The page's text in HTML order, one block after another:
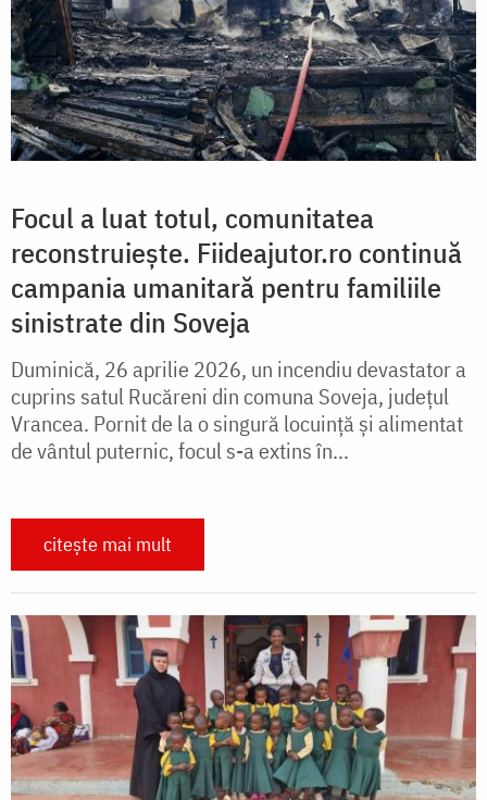
Focul a luat totul, comunitatea
reconstruiește. Fiideajutor.ro continuă
campania umanitară pentru familiile
sinistrate din Soveja
Duminică, 26 aprilie 2026, un incendiu devastator a
cuprins satul Rucăreni din comuna Soveja, județul
Vrancea. Pornit de la o singură locuință și alimentat
de vântul puternic, focul s-a extins în...
citește mai mult